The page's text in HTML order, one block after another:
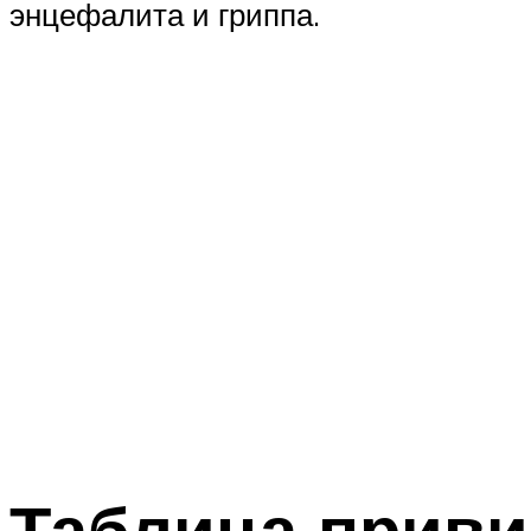
энцефалита и гриппа.